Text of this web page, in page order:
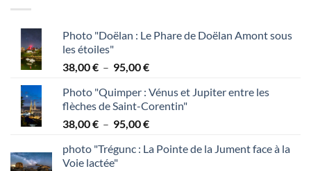
Photo "Doëlan : Le Phare de Doëlan Amont sous
les étoiles"
38,00€ – 95,00€Plage
prix :
38,00 €
à
Photo "Quimper : Vénus et Jupiter entre les
flèches de Saint-Corentin"
38,00€ – 95,00€Plage
prix :
photo "Trégunc : La Pointe de la Jument face à la
Voie lactée"